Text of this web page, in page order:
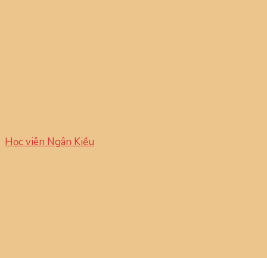
Học viên Ngân Kiều